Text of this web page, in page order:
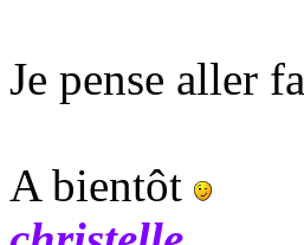
Je pense aller
A bientôt